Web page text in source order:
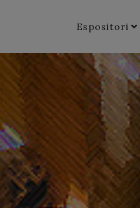
Espositori